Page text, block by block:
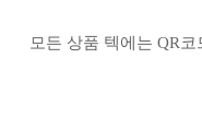
모든 상품 텍에는 QR